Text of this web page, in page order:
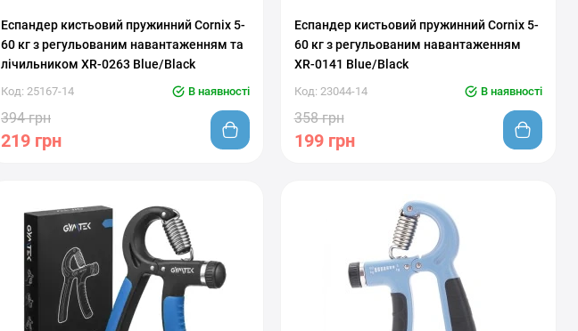
Еспандер кистьовий пружинний Cornix 5-
60 кг з регульованим навантаженням та
лічильником XR-0263 Blue/Black
Код: 25167-14 В наявності
394 грн
219 грн
Еспандер кистьовий пружинний Cornix 5-
60 кг з регульованим навантаженням
XR-0141 Blue/Black
Код: 23044-14 В наявності
358 грн
199 грн